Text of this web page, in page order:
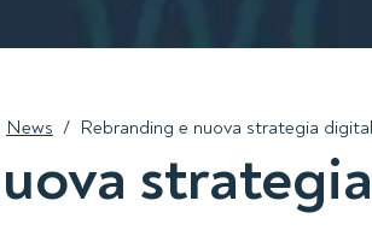
News / Rebranding e nuova strategia